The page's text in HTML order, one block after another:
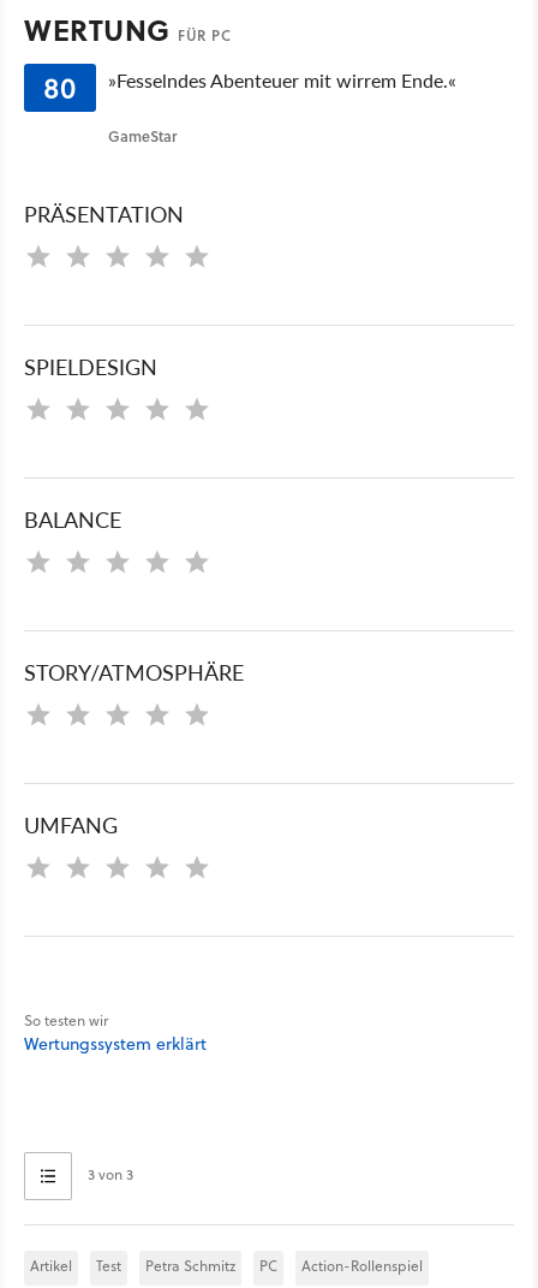
WERTUNG FÜR PC
80 »Fesselndes Abenteuer mit wirrem Ende.«
GameStar
PRÄSENTATION
SPIELDESIGN
BALANCE
STORY/ATMOSPHÄRE
UMFANG
So testen wir
Wertungssystem erklärt
3 von 3
Artikel Test Petra Schmitz PC Action-Rollenspiel